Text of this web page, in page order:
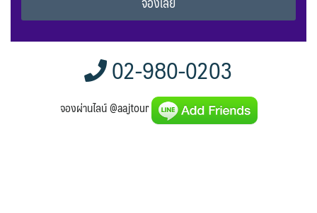
Alternative:
02-980-0203
จองผ่านไลน์ @aajtour